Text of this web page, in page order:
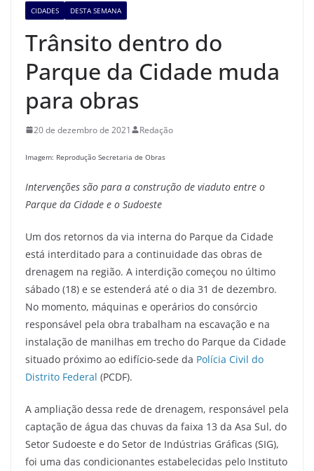
CIDADES DESTA SEMANA
Trânsito dentro do
Parque da Cidade muda
para obras
20 de dezembro de 2021 Redação
Imagem: Reprodução Secretaria de Obras
Intervenções são para a construção de viaduto entre o
Parque da Cidade e o Sudoeste
Um dos retornos da via interna do Parque da Cidade
está interditado para a continuidade das obras de
drenagem na região. A interdição começou no último
sábado (18) e se estenderá até o dia 31 de dezembro.
No momento, máquinas e operários do consórcio
responsável pela obra trabalham na escavação e na
instalação de manilhas em trecho do Parque da Cidade
situado próximo ao edifício-sede da Polícia Civil do
Distrito Federal (PCDF).
A ampliação dessa rede de drenagem, responsável pela
captação de água das chuvas da faixa 13 da Asa Sul, do
Setor Sudoeste e do Setor de Indústrias Gráficas (SIG),
foi uma das condicionantes estabelecidas pelo Instituto